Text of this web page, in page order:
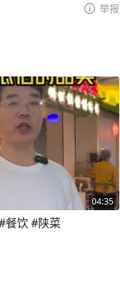
举报
04:35
餐饮 #陕菜